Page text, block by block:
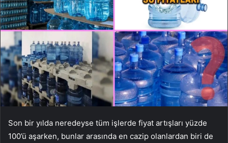
Son bir yılda neredeyse tüm işlerde fiyat artışları yüzde
100’ü aşarken, bunlar arasında en cazip olanlardan biri de